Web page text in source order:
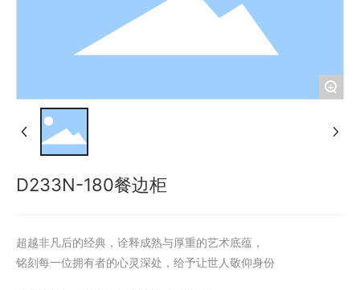
+
D233N-180餐边柜
超越非凡后的经典，诠释成熟与厚重的艺术底蕴，
铭刻每一位拥有者的心灵深处，给予让世人敬仰身份